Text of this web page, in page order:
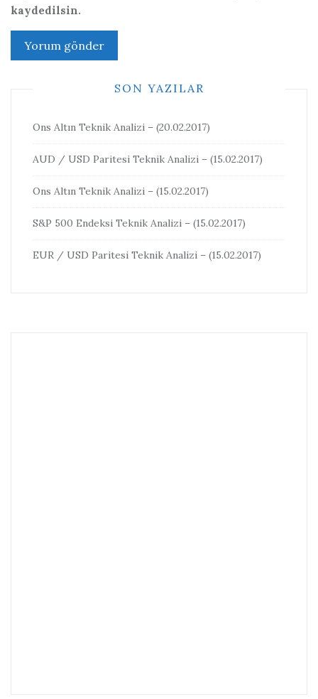
kaydedilsin.
SON YAZILAR
Ons Altın Teknik Analizi – (20.02.2017)
AUD / USD Paritesi Teknik Analizi – (15.02.2017)
Ons Altın Teknik Analizi – (15.02.2017)
S&P 500 Endeksi Teknik Analizi – (15.02.2017)
EUR / USD Paritesi Teknik Analizi – (15.02.2017)